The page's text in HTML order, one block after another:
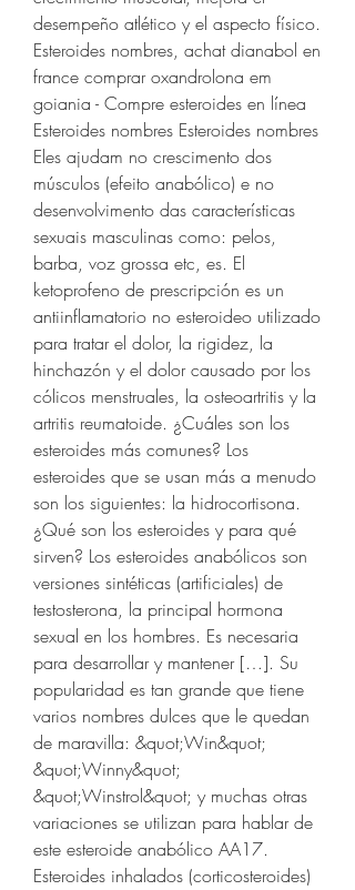
desempeño atlético y el aspecto físico.
Esteroides nombres, achat dianabol en
france comprar oxandrolona em
goiania - Compre esteroides en línea
Esteroides nombres Esteroides nombres
Eles ajudam no crescimento dos
músculos (efeito anabólico) e no
desenvolvimento das características
sexuais masculinas como: pelos,
barba, voz grossa etc, es. El
ketoprofeno de prescripción es un
antiinflamatorio no esteroideo utilizado
para tratar el dolor, la rigidez, la
hinchazón y el dolor causado por los
cólicos menstruales, la osteoartritis y la
artritis reumatoide. ¿Cuáles son los
esteroides más comunes? Los
esteroides que se usan más a menudo
son los siguientes: la hidrocortisona.
¿Qué son los esteroides y para qué
sirven? Los esteroides anabólicos son
versiones sintéticas (artificiales) de
testosterona, la principal hormona
sexual en los hombres. Es necesaria
para desarrollar y mantener […]. Su
popularidad es tan grande que tiene
varios nombres dulces que le quedan
de maravilla: &quot;Win&quot;
&quot;Winny&quot;
&quot;Winstrol&quot; y muchas otras
variaciones se utilizan para hablar de
este esteroide anabólico AA17.
Esteroides inhalados (corticosteroides)